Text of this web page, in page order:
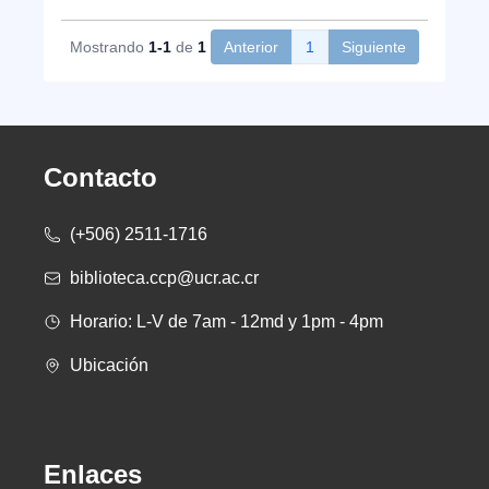
Mostrando 1-1 de 1 Anterior 1 Siguiente
Contacto
(+506) 2511-1716
biblioteca.ccp@ucr.ac.cr
Horario: L-V de 7am - 12md y 1pm - 4pm
Ubicación
Enlaces